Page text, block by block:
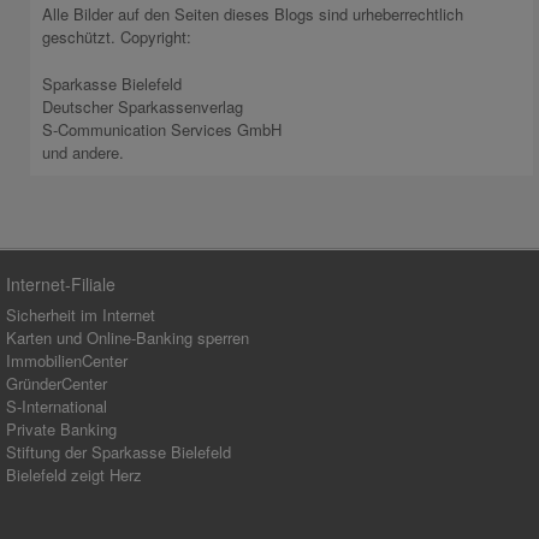
Alle Bilder auf den Seiten dieses Blogs sind urheberrechtlich
geschützt. Copyright:
Sparkasse Bielefeld
Deutscher Sparkassenverlag
S-Communication Services GmbH
und andere.
Internet-Filiale
Sicherheit im Internet
Karten und Online-Banking sperren
ImmobilienCenter
GründerCenter
S-International
Private Banking
Stiftung der Sparkasse Bielefeld
Bielefeld zeigt Herz